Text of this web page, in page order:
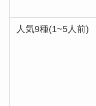
人気9種(1~5人前)